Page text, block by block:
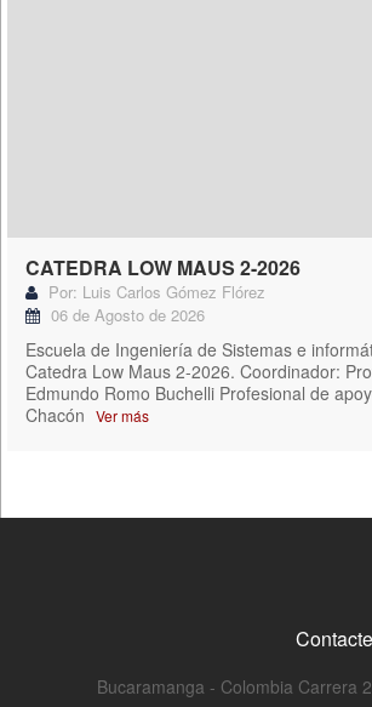
CATEDRA LOW MAUS 2-2026
Por: Luis Carlos Gómez Flórez
06 de Agosto de 2026
Escuela de Ingeniería de Sistemas e
Catedra Low Maus 2-2026. Coordinador:
Edmundo Romo Buchelli Profesional de
Chacón Ver más
Bucaramanga - Colombia Carrera